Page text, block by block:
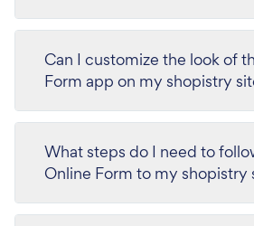
Can I customize the look of
Form app on my shopistry
What steps do I need to
Online Form to my shopistry